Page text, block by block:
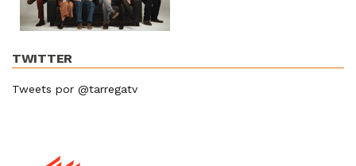
TWITTER
Tweets por @tarregatv